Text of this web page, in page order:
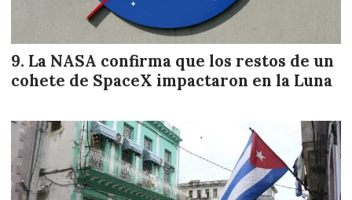
La NASA confirma que los restos de un
cohete de SpaceX impactaron en la Luna